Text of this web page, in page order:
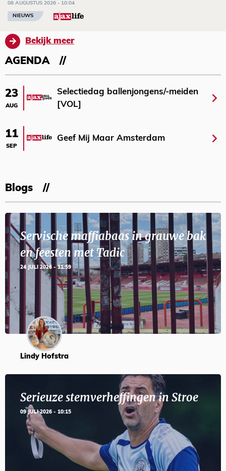
08 AUGUSTUS 2026 - 10:04
NIEUWS
Bekijk meer
AGENDA
23
AUG
Selectiedag ballenjongens/-meiden
[VOL]
11
SEP
Geef Mij Maar Amsterdam
Blogs
Servische maffiabaas in grauwe bak
en feesten met Tadic
24 JULI 2026 - 11:59
Lindy Hofstra
Serieuze stemverheffingen in Stroe
09 JULI 2026 - 10:15